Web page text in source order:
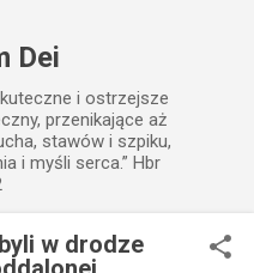
Dei
i ostrzejsze
przenikające aż
stawów i szpiku,
i myśli serca.” Hbr
w drodze